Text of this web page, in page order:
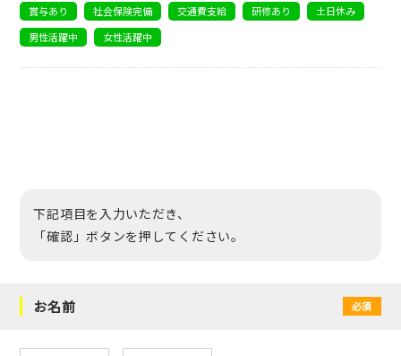
賞与あり 社会保険完備 交通費支給 研修あり
土日休み
男性活躍中
女性活躍中
下記項目を入力いただき、
「確認」ボタンを押してください。
お名前 必須